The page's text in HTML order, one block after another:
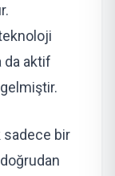
da aktif
sadece bir